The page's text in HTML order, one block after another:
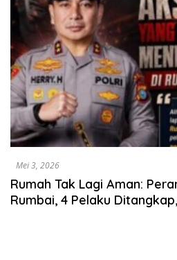
Mei 3, 2026
Rumah Tak Lagi Aman:
Rumbai, 4 Pelaku